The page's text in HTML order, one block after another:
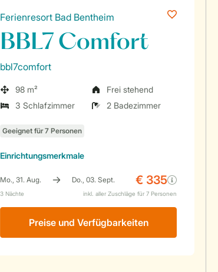
Ferienresort Bad Bentheim
BBL7 Comfort
bbl7comfort
98 m²
Frei stehend
3 Schlafzimmer
2 Badezimmer
Einrichtungsmerkmale
Preise und Verfügbarkeiten